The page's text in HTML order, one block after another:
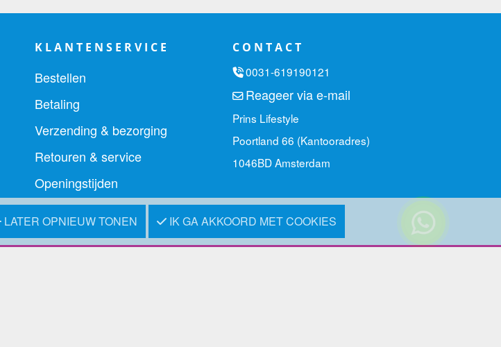
LATER OPNIEUW TONEN IK GA AKKOORD MET COOKIES
KLANTENSERVICE
Bestellen
Betaling
Verzending & bezorging
Retouren & service
Openingstijden
CONTACT
0031-619190121
Reageer via e-mail
Prins Lifestyle
Poortland 66 (Kantooradres)
1046BD Amsterdam